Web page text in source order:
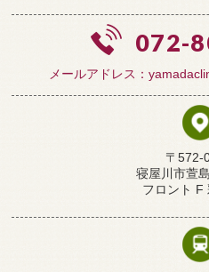
072-
メールアドレス：
〒572-
寝屋川市萱
フロント F